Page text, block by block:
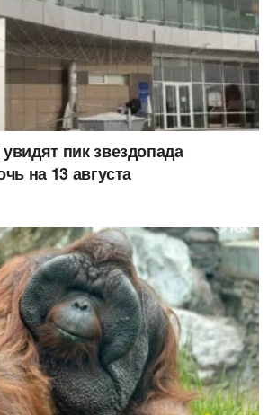
пик звездопада
на 13 августа